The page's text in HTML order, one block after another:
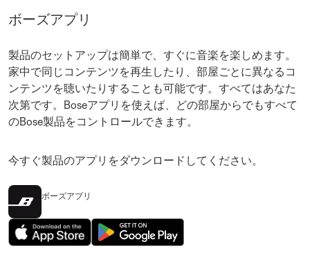
ボーズアプリ
製品のセットアップは簡単で、すぐに音楽を楽しめます。
家中で同じコンテンツを再生したり、部屋ごとに異なるコ
ンテンツを聴いたりすることも可能です。すべてはあなた
次第です。Boseアプリを使えば、どの部屋からでもすべて
のBose製品をコントロールできます。
今すぐ製品のアプリをダウンロードしてください。
ボーズアプリ